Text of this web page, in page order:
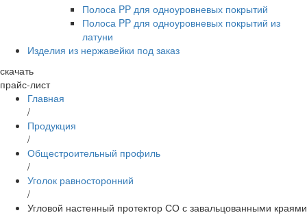
Полоса PP для одноуровневых покрытий
Полоса PP для одноуровневых покрытий из
латуни
Изделия из нержавейки под заказ
скачать
прайс-лист
Главная
/
Продукция
/
Общестроительный профиль
/
Уголок равносторонний
/
Угловой настенный протектор СО с завальцованными краями